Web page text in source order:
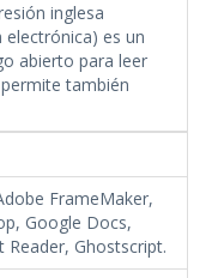
inglesa
electrónica) es un
abierto para leer
también
FrameMaker,
Google Docs,
Ghostscript.